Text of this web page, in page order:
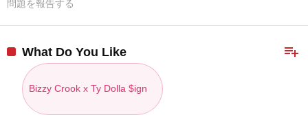
問題を報告する
playlist_add
What Do You Like
Bizzy Crook x Ty Dolla $ign